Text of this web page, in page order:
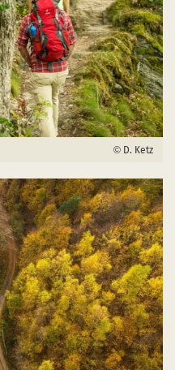
D. Ketz